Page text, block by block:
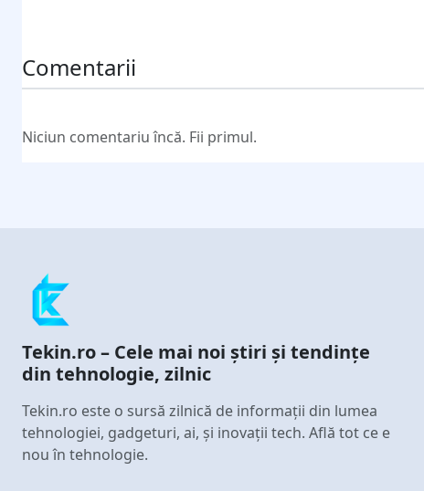
Comentarii
Niciun comentariu încă. Fii primul.
Tekin.ro – Cele mai noi știri și tendințe
din tehnologie, zilnic
Tekin.ro este o sursă zilnică de informații din lumea
tehnologiei, gadgeturi, ai, și inovații tech. Află tot ce e
nou în tehnologie.